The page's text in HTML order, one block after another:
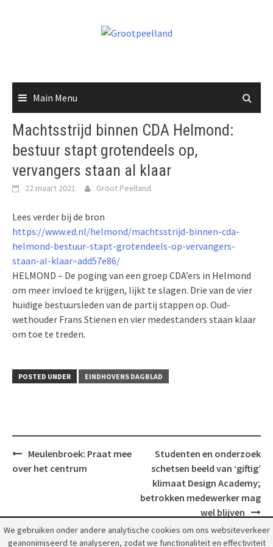
Main Menu
Machtsstrijd binnen CDA Helmond:
bestuur stapt grotendeels op,
vervangers staan al klaar
22 maart 2021 Groot Peelland
Lees verder bij de bron
https://www.ed.nl/helmond/machtsstrijd-binnen-cda-
helmond-bestuur-stapt-grotendeels-op-vervangers-
staan-al-klaar~add57e86/
HELMOND – De poging van een groep CDA’ers in Helmond
om meer invloed te krijgen, lijkt te slagen. Drie van de vier
huidige bestuursleden van de partij stappen op. Oud-
wethouder Frans Stienen en vier medestanders staan klaar
om toe te treden.
POSTED UNDER EINDHOVENS DAGBLAD
Post
navigation
Meulenbroek: Praat mee
over het centrum
Studenten en onderzoek
schetsen beeld van ‘giftig’
klimaat Design Academy;
betrokken medewerker mag
wel blijven
We gebruiken onder andere analytische cookies om ons websiteverkeer
geanonimiseerd te analyseren, zodat we functionaliteit en effectiviteit